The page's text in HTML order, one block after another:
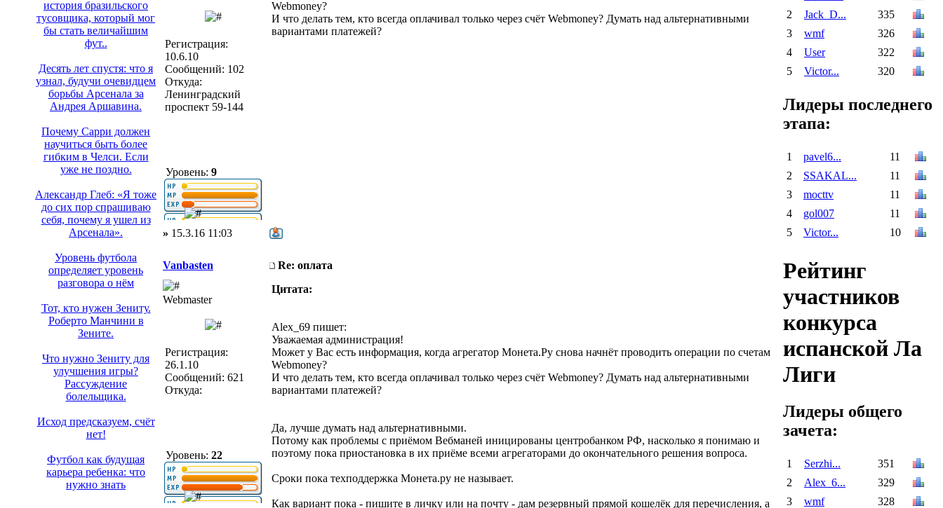
история бразильского
тусовщика, который мог
бы стать величайшим
фут..
Десять лет спустя: что я
узнал, будучи очевидцем
борьбы Арсенала за
Андрея Аршавина.
Почему Сарри должен
научиться быть более
гибким в Челси. Если
уже не поздно.
Александр Глеб: «Я тоже
до сих пор спрашиваю
себя, почему я ушел из
Арсенала».
Уровень футбола
определяет уровень
разговора о нём
Тот, кто нужен Зениту.
Роберто Манчини в
Зените.
Что нужно Зениту для
улучшения игры?
Рассуждение
болельщика.
Исход предсказуем, счёт
нет!
Футбол как будущая
карьера ребенка: что
нужно знать
Регистрация:
10.6.10
Сообщений: 102
Откуда:
Ленинградский
проспект 59-144
Уровень: 9
Webmoney?
И что делать тем, кто всегда оплачивал только через счёт Webmoney? Думать над альтернативными
вариантами платежей?
» 15.3.16 11:03
Vanbasten Re: оплата
Webmaster
Регистрация:
26.1.10
Сообщений: 621
Откуда:
Уровень: 22
Цитата:
Alex_69 пишет:
Уважаемая администрация!
Может у Вас есть информация, когда агрегатор Монета.Ру снова начнёт проводить операции по счетам
Webmoney?
И что делать тем, кто всегда оплачивал только через счёт Webmoney? Думать над альтернативными
вариантами платежей?
Да, лучше думать над альтернативными.
Потому как проблемы с приёмом Вебманей иницированы центробанком РФ, насколько я понимаю и
поэтому пока приостановка в их приёме всеми агрегаторами до окончательного решения вопроса.
Сроки пока техподдержка Монета.ру не называет.
Как вариант пока - пишите в личку или на почту - дам резервный прямой кошелёк для перечисления, а
2
Jack_D...
335
3
wmf
326
4
User
322
5
Victor... 320
Лидеры последнего
этапа:
1 pavel6...
11
2
SSAKAL...
11
3
mocttv
11
4
gol007
11
5
Victor... 10
Рейтинг
участников
конкурса
испанской Ла
Лиги
Лидеры общего
зачета:
1 Serzhi...
351
2
Alex_6...
329
3
wmf 328